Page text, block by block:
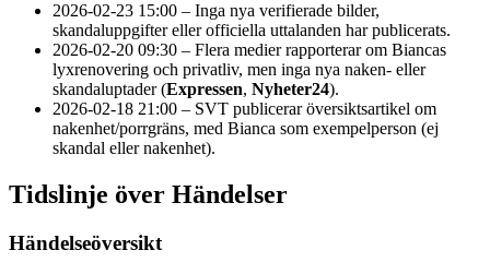
2026-02-23 15:00 – Inga nya verifierade bilder,
skandaluppgifter eller officiella uttalanden har publicerats.
2026-02-20 09:30 – Flera medier rapporterar om Biancas
lyxrenovering och privatliv, men inga nya naken- eller
skandaluptader (Expressen, Nyheter24).
2026-02-18 21:00 – SVT publicerar översiktsartikel om
nakenhet/porrgräns, med Bianca som exempelperson (ej
skandal eller nakenhet).
Tidslinje över Händelser
Händelseöversikt